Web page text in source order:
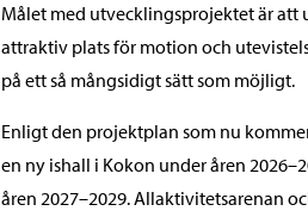
Målet med utvecklingsprojektet är att
attraktiv plats för motion och
på ett så mångsidigt sätt som möjligt.
Enligt den projektplan som nu
en ny ishall i Kokon under åren
åren 2027–2029. Allaktivitetsarenan